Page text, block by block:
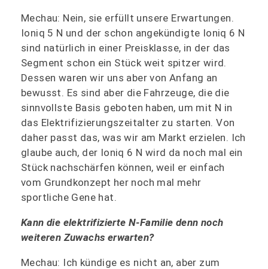
Mechau: Nein, sie erfüllt unsere Erwartungen.
Ioniq 5 N und der schon angekündigte Ioniq 6 N
sind natürlich in einer Preisklasse, in der das
Segment schon ein Stück weit spitzer wird.
Dessen waren wir uns aber von Anfang an
bewusst. Es sind aber die Fahrzeuge, die die
sinnvollste Basis geboten haben, um mit N in
das Elektrifizierungszeitalter zu starten. Von
daher passt das, was wir am Markt erzielen. Ich
glaube auch, der Ioniq 6 N wird da noch mal ein
Stück nachschärfen können, weil er einfach
vom Grundkonzept her noch mal mehr
sportliche Gene hat.
Kann die elektrifizierte N-Familie denn noch
weiteren Zuwachs erwarten?
Mechau: Ich kündige es nicht an, aber zum